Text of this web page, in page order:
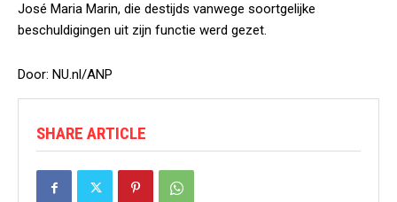
José Maria Marin, die destijds vanwege soortgelijke
beschuldigingen uit zijn functie werd gezet.
Door: NU.nl/ANP
SHARE ARTICLE